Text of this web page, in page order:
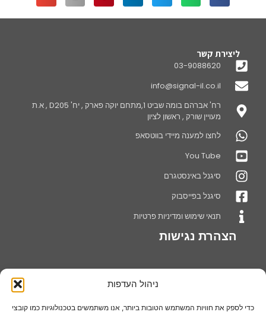
ניהול העדפות
כדי לספק את חוויות המשתמש הטובות ביותר, אנו משתמשים בטכנולוגיות כמו קובצי
ליצירת קשר
03-9088620
info@signal-il.co.il
רח' אברהם בומה שביט 1,מתחם יוקה פארק , יח' D205 , א.ת
מעויין שורק , ראשון לציון
לחצו למענה מיידי בווטסאפ
You Tube
סיגנל באינסטגרם
סיגנל בפייסבוק
תנאי שימוש ומדיניות פרטיות
הצהרת נגישות